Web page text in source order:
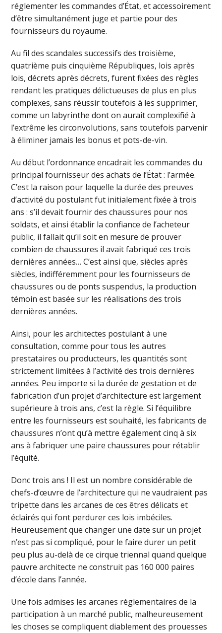
réglementer les commandes d’État, et accessoirement
d’être simultanément juge et partie pour des
fournisseurs du royaume.
Au fil des scandales successifs des troisième,
quatrième puis cinquième Républiques, lois après
lois, décrets après décrets, furent fixées des règles
rendant les pratiques délictueuses de plus en plus
complexes, sans réussir toutefois à les supprimer,
comme un labyrinthe dont on aurait complexifié à
l’extrême les circonvolutions, sans toutefois parvenir
à éliminer jamais les bonus et pots-de-vin.
Au début l’ordonnance encadrait les commandes du
principal fournisseur des achats de l’État : l’armée.
C’est la raison pour laquelle la durée des preuves
d’activité du postulant fut initialement fixée à trois
ans : s’il devait fournir des chaussures pour nos
soldats, et ainsi établir la confiance de l’acheteur
public, il fallait qu’il soit en mesure de prouver
combien de chaussures il avait fabriqué ces trois
dernières années… C’est ainsi que, siècles après
siècles, indifféremment pour les fournisseurs de
chaussures ou de ponts suspendus, la production
témoin est basée sur les réalisations des trois
dernières années.
Ainsi, pour les architectes postulant à une
consultation, comme pour tous les autres
prestataires ou producteurs, les quantités sont
strictement limitées à l’activité des trois dernières
années. Peu importe si la durée de gestation et de
fabrication d’un projet d’architecture est largement
supérieure à trois ans, c’est la règle. Si l’équilibre
entre les fournisseurs est souhaité, les fabricants de
chaussures n’ont qu’à mettre également cinq à six
ans à fabriquer une paire chaussures pour rétablir
l’équité.
Donc trois ans ! Il est un nombre considérable de
chefs-d’œuvre de l’architecture qui ne vaudraient pas
tripette dans les arcanes de ces êtres délicats et
éclairés qui font perdurer ces lois imbéciles.
Heureusement que changer une date sur un projet
n’est pas si compliqué, pour le faire durer un petit
peu plus au-delà de ce cirque triennal quand quelque
pauvre architecte ne construit pas 160 000 paires
d’école dans l’année.
Une fois admises les arcanes réglementaires de la
participation à un marché public, malheureusement
les choses se compliquent diablement des prouesses